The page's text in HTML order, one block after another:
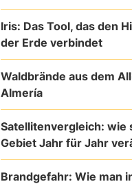
Iris: Das Tool, das den
der Erde verbindet
Waldbrände aus dem
Almería
Satellitenvergleich: wie
Gebiet Jahr für Jahr
Brandgefahr: Wie man